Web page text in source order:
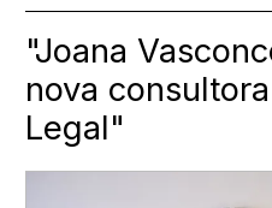
"Joana
nova
Legal"